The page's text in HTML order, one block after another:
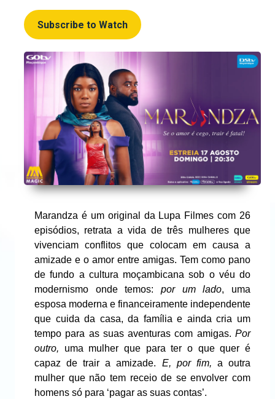
Subscribe to Watch
Marandza é um original da Lupa Filmes com 26
episódios, retrata a vida de três mulheres que
vivenciam conflitos que colocam em causa a
amizade e o amor entre amigas. Tem como pano
de fundo a cultura moçambicana sob o véu do
modernismo onde temos: por um lado, uma
esposa moderna e financeiramente independente
que cuida da casa, da família e ainda cria um
tempo para as suas aventuras com amigas. Por
outro, uma mulher que para ter o que quer é
capaz de trair a amizade. E, por fim, a outra
mulher que não tem receio de se envolver com
homens só para ‘pagar as suas contas’.